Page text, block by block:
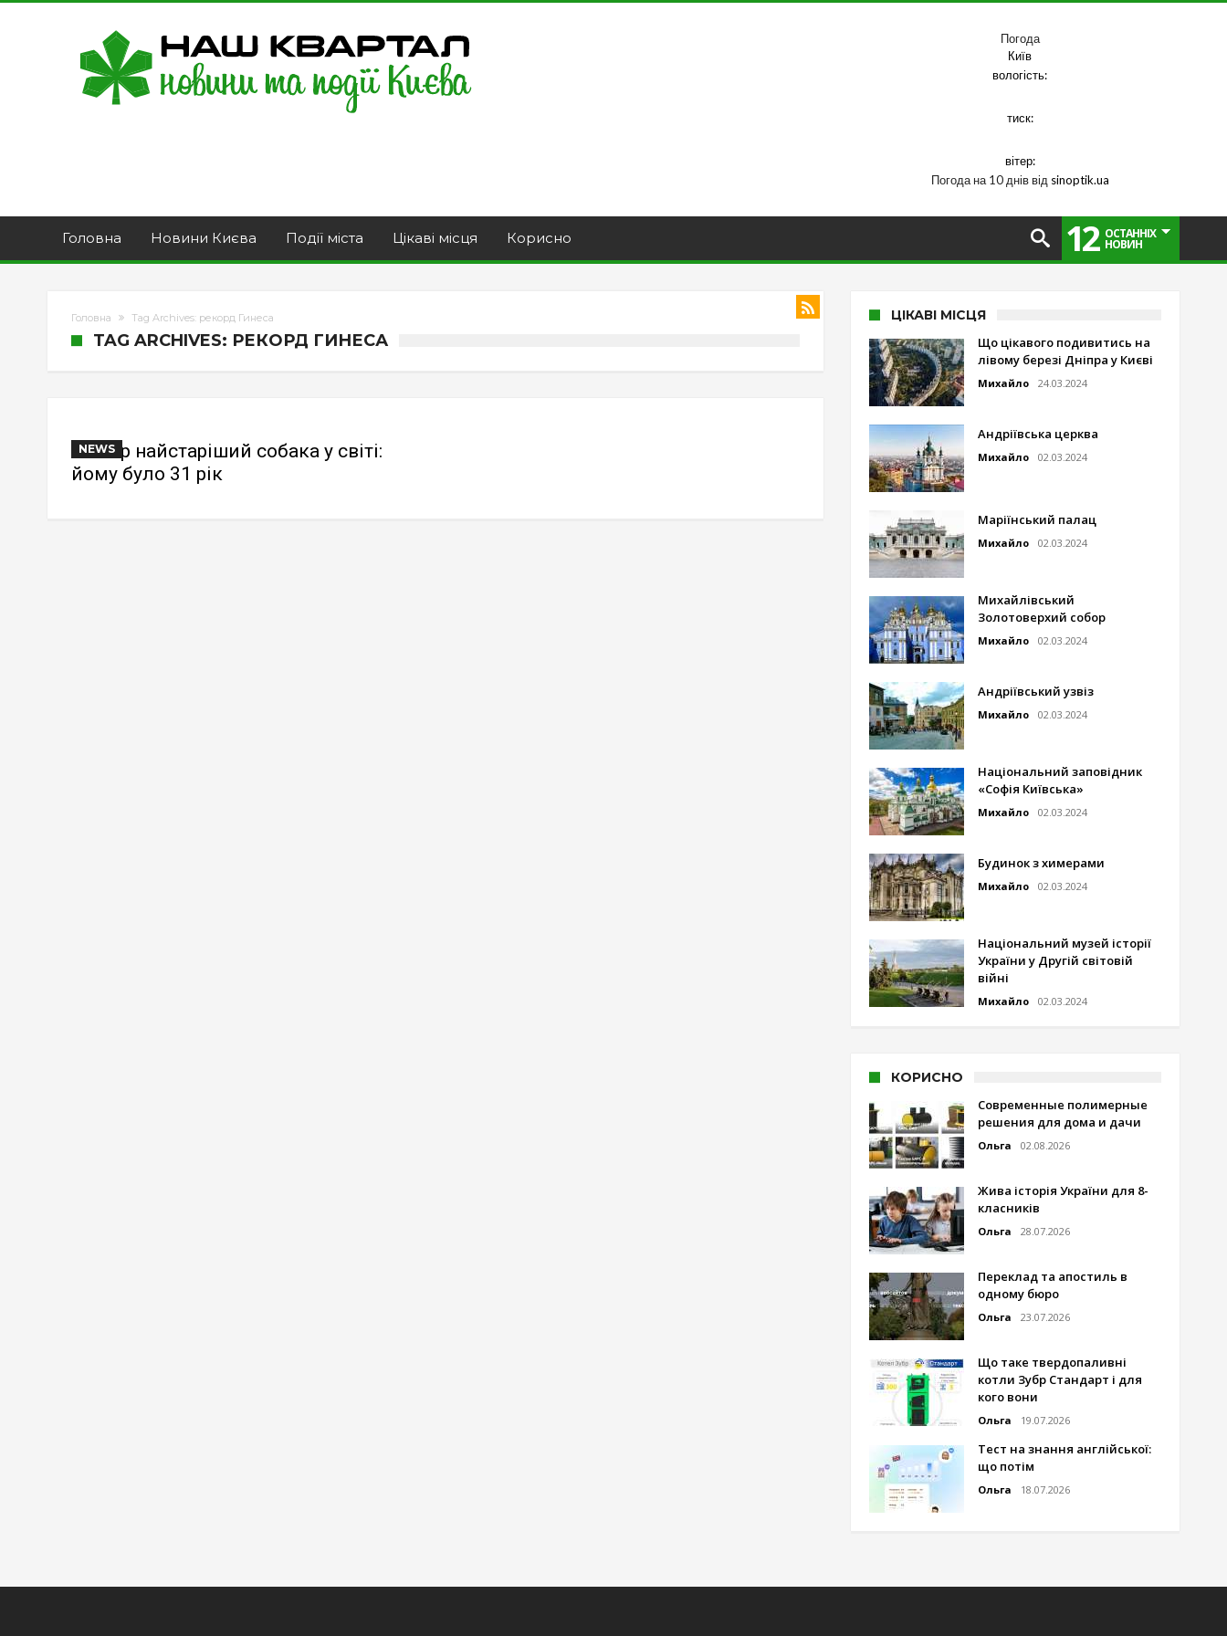
Погода
Київ
вологість:
тиск:
вітер:
Погода на 10 днів від sinoptik.ua
Головна Новини Києва Події міста Цікаві місця Корисно 12 ОСТАННІХ
НОВИН
Головна Tag Archives: рекорд Гинеса
TAG ARCHIVES: РЕКОРД ГИНЕСА
NEWS
Помер найстаріший собака у світі:
йому було 31 рік
ЦІКАВІ МІСЦЯ
Що цікавого подивитись на
лівому березі Дніпра у Києві
Михайло 24.03.2024
Андріївська церква
Михайло 02.03.2024
Маріїнський палац
Михайло 02.03.2024
Михайлівський
Золотоверхий собор
Михайло 02.03.2024
Андріївський узвіз
Михайло 02.03.2024
Національний заповідник
«Софія Київська»
Михайло 02.03.2024
Будинок з химерами
Михайло 02.03.2024
Національний музей історії
України у Другій світовій
війні
Михайло 02.03.2024
КОРИСНО
Современные полимерные
решения для дома и дачи
Ольга 02.08.2026
Жива історія України для 8-
класників
Ольга 28.07.2026
Переклад та апостиль в
одному бюро
Ольга 23.07.2026
Що таке твердопаливні
котли Зубр Стандарт і для
кого вони
Ольга 19.07.2026
Тест на знання англійської:
що потім
Ольга 18.07.2026